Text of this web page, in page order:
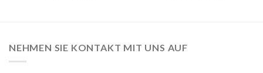
NEHMEN SIE KONTAKT MIT UNS AUF